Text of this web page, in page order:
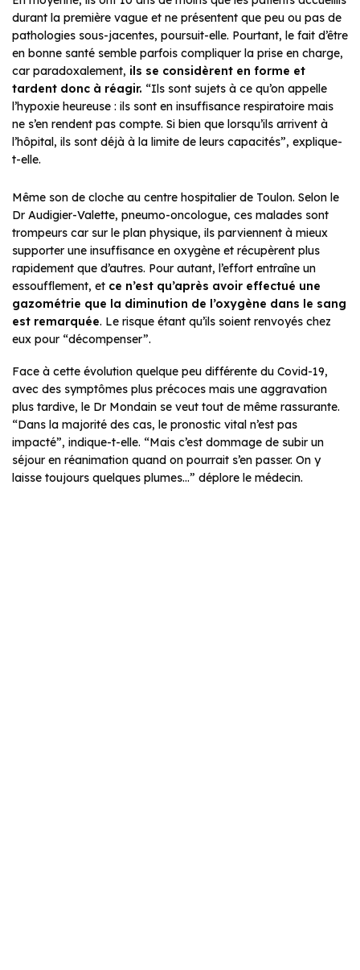
durant la première vague et ne présentent que peu ou pas de
pathologies sous-jacentes, poursuit-elle. Pourtant, le fait d’être
en bonne santé semble parfois compliquer la prise en charge,
car paradoxalement, ils se considèrent en forme et
tardent donc à réagir. “Ils sont sujets à ce qu’on appelle
l’hypoxie heureuse : ils sont en insuffisance respiratoire mais
ne s’en rendent pas compte. Si bien que lorsqu’ils arrivent à
l’hôpital, ils sont déjà à la limite de leurs capacités”, explique-
t-elle.
Même son de cloche au centre hospitalier de Toulon. Selon le
Dr Audigier-Valette, pneumo-oncologue, ces malades sont
trompeurs car sur le plan physique, ils parviennent à mieux
supporter une insuffisance en oxygène et récupèrent plus
rapidement que d’autres. Pour autant, l’effort entraîne un
essoufflement, et ce n’est qu’après avoir effectué une
gazométrie que la diminution de l’oxygène dans le sang
est remarquée. Le risque étant qu’ils soient renvoyés chez
eux pour “décompenser”.
Face à cette évolution quelque peu différente du Covid-19,
avec des symptômes plus précoces mais une aggravation
plus tardive, le Dr Mondain se veut tout de même rassurante.
“Dans la majorité des cas, le pronostic vital n’est pas
impacté”, indique-t-elle. “Mais c’est dommage de subir un
séjour en réanimation quand on pourrait s’en passer. On y
laisse toujours quelques plumes…” déplore le médecin.